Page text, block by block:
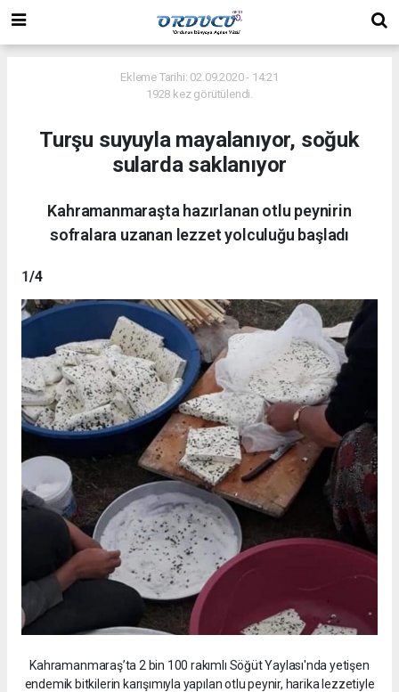
Ekleme Tarihi: 02.09.2020 - 14:21
1928 kez görütülendi.
Turşu suyuyla mayalanıyor, soğuk
sularda saklanıyor
Kahramanmaraşta hazırlanan otlu peynirin
sofralara uzanan lezzet yolculuğu başladı
1/4
Kahramanmaraş’ta 2 bin 100 rakımlı Söğüt Yaylası'nda yetişen
endemik bitkilerin karışımıyla yapılan otlu peynir, harika lezzetiyle